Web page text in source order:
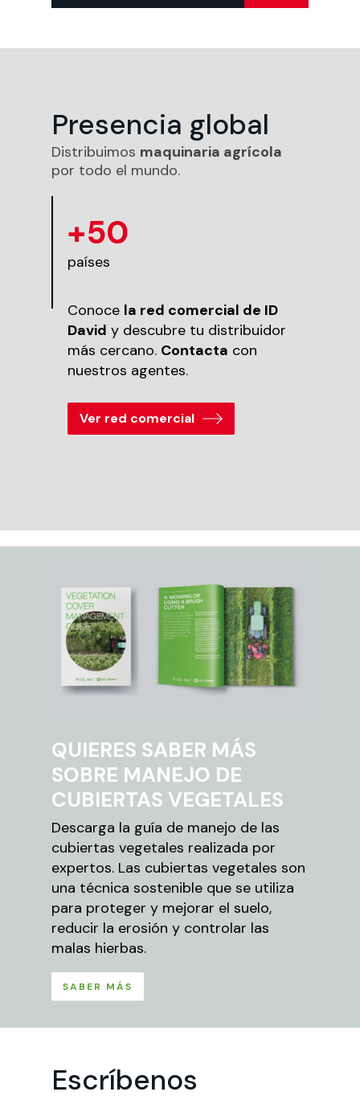
Presencia global
Distribuimos maquinaria agrícola
por todo el mundo.
+50
países
Conoce la red comercial de ID
David y descubre tu distribuidor
más cercano. Contacta con
nuestros agentes.
Ver red comercial
QUIERES SABER MÁS
SOBRE MANEJO DE
CUBIERTAS VEGETALES
Descarga la guía de manejo de las
cubiertas vegetales realizada por
expertos. Las cubiertas vegetales son
una técnica sostenible que se utiliza
para proteger y mejorar el suelo,
reducir la erosión y controlar las
malas hierbas.
SABER MÁS
Escríbenos